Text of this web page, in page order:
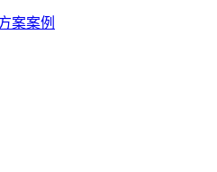
案案例